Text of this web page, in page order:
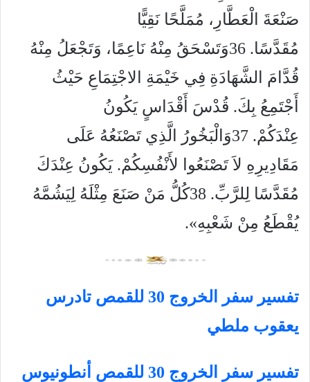
صَنْعَةَ الْعَطَّارِ، مُمَلَّحًا نَقِيًّا
مُقَدَّسًا. 36وَتَسْحَقُ مِنْهُ نَاعِمًا، وَتَجْعَلُ مِنْهُ
قُدَّامَ الشَّهَادَةِ فِي خَيْمَةِ الاجْتِمَاعِ حَيْثُ
أَجْتَمِعُ بِكَ. قُدْسَ أَقْدَاسٍ يَكُونُ
عِنْدَكُمْ. 37وَالْبَخُورُ الَّذِي تَصْنَعُهُ عَلَى
مَقَادِيرِهِ لاَ تَصْنَعُوا لأَنْفُسِكُمْ. يَكُونُ عِنْدَكَ
مُقَدَّسًا لِلرَّبِّ. 38كُلُّ مَنْ صَنَعَ مِثْلَهُ لِيَشُمَّهُ
يُقْطَعُ مِنْ شَعْبِهِ».
تفسير سفر الخروج 30 للقمص تادرس
يعقوب ملطي
تفسير سفر الخروج 30 للقمص أنطونيوس